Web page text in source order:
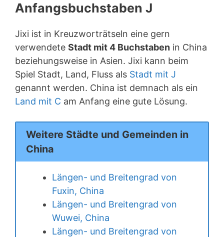
Anfangsbuchstaben J
Jixi ist in Kreuzworträtseln eine gern
verwendete Stadt mit 4 Buchstaben in China
beziehungsweise in Asien. Jixi kann beim
Spiel Stadt, Land, Fluss als Stadt mit J
genannt werden. China ist demnach als ein
Land mit C am Anfang eine gute Lösung.
Weitere Städte und Gemeinden in
China
Längen- und Breitengrad von
Fuxin, China
Längen- und Breitengrad von
Wuwei, China
Längen- und Breitengrad von